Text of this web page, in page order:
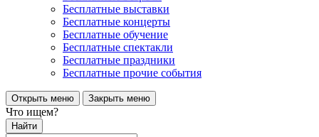
Бесплатные выставки
Бесплатные концерты
Бесплатные обучение
Бесплатные спектакли
Бесплатные праздники
Бесплатные прочие события
Открыть меню Закрыть меню
Что ищем?
Найти